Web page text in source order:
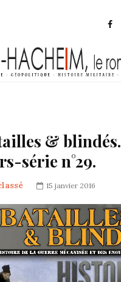
& blindés.
série n°29.
15 janvier 2016